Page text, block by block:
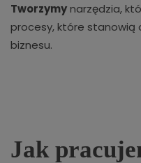
Tworzymynarzędzia,
procesy, które stanowią
biznesu.
Jak